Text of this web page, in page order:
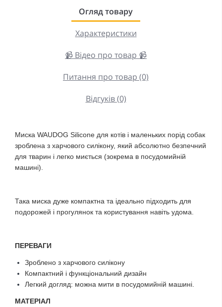
Огляд товару
Характеристики
📹 Відео про товар 📹
Питання про товар (0)
Відгуків (0)
Миска WAUDOG Silicone для котів і маленьких порід собак
зроблена з харчового силікону, який абсолютно безпечний
для тварин і легко миється (зокрема в посудомийній
машині).
Така миска дуже компактна та ідеально підходить для
подорожей і прогулянок та користування навіть удома.
ПЕРЕВАГИ
Зроблено з харчового силікону
Компактний і функціональний дизайн
Легкий догляд: можна мити в посудомийній машині.
МАТЕРІАЛ